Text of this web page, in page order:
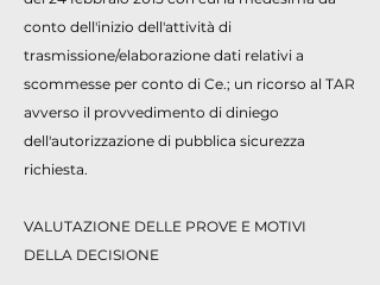
conto dell'inizio dell'attività di
trasmissione/elaborazione dati relativi a
scommesse per conto di Ce.; un ricorso al TAR
avverso il provvedimento di diniego
dell'autorizzazione di pubblica sicurezza
richiesta.
VALUTAZIONE DELLE PROVE E MOTIVI
DELLA DECISIONE